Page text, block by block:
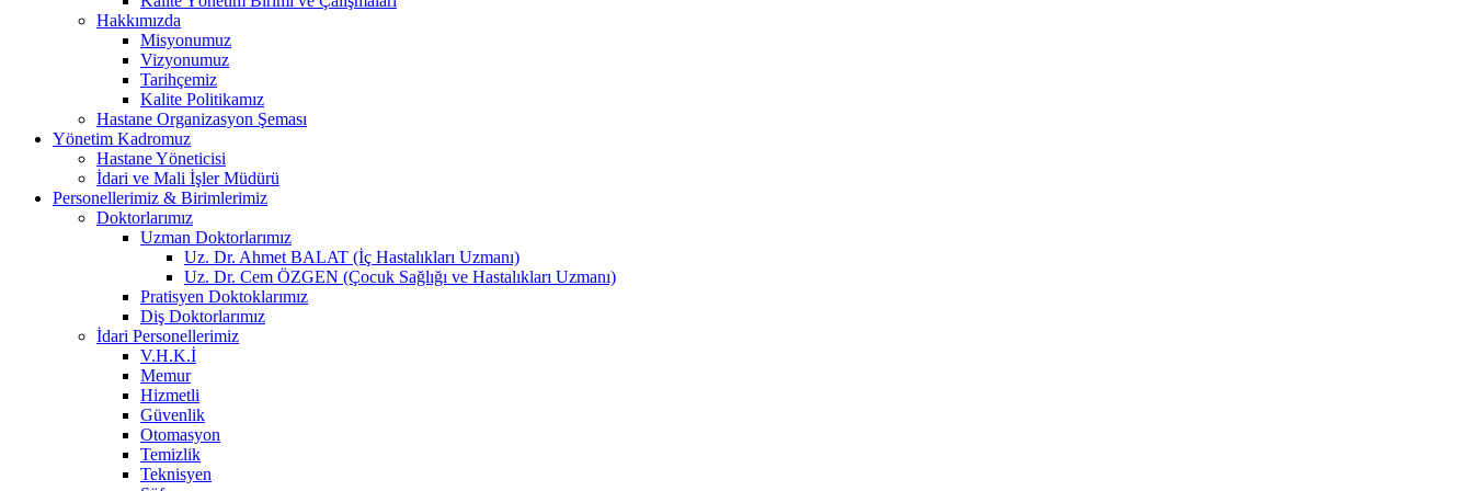
Hakkımızda
Misyonumuz
Vizyonumuz
Tarihçemiz
Kalite Politikamız
Hastane Organizasyon Şeması
Yönetim Kadromuz
Hastane Yöneticisi
İdari ve Mali İşler Müdürü
Personellerimiz & Birimlerimiz
Doktorlarımız
Uzman Doktorlarımız
Uz. Dr. Ahmet BALAT (İç Hastalıkları Uzmanı)
Uz. Dr. Cem ÖZGEN (Çocuk Sağlığı ve Hastalıkları Uzmanı)
Pratisyen Doktoklarımız
Diş Doktorlarımız
İdari Personellerimiz
V.H.K.İ
Memur
Hizmetli
Güvenlik
Otomasyon
Temizlik
Teknisyen